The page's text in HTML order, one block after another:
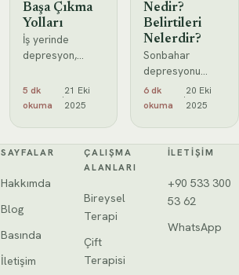
Başa Çıkma
Yolları
İş yerinde
depresyon,
karşılaştığı
yaygın bir
sorumluluklar ve
iş ortamındaki
sosyal ilişkiler,
5 dk
okuma
·
21 Eki
2025
Nedir?
Belirtileri
Nelerdir?
Sonbahar
depresyonu
yaşayan
kişilerde sabah
sosyal geri
uyuma isteği ve
tatlı gıdalara
davranışlar sık
6 dk
okuma
·
20 Eki
2025
SAYFALAR
Hakkımda
Blog
Basında
İletişim
ÇALIŞMA
ALANLARI
Bireysel
Terapi
Çift
Terapisi
İLETIŞIM
+90 533 300
53 62
WhatsApp